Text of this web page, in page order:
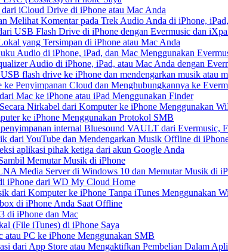
iCloud Drive di iPhone atau Mac Anda
Melihat Komentar pada Trek Audio Anda di iPhone,
USB Flash Drive di iPhone dengan Evermusic dan
yang Tersimpan di iPhone atau Mac Anda
Audio di iPhone, iPad, dan Mac Menggunakan
Audio di iPhone, iPad, atau Mac Anda dengan
flash drive ke iPhone dan mendengarkan musik atau
ke Penyimpanan Cloud dan Menghubungkannya ke
Mac ke iPhone atau iPad Menggunakan Finder
Nirkabel dari Komputer ke iPhone Menggunakan
ke iPhone Menggunakan Protokol SMB
internal Bluesound VAULT dari Evermusic,
dari YouTube dan Mendengarkan Musik Offline di
aplikasi pihak ketiga dari akun Google Anda
Memutar Musik di iPhone
Media Server di Windows 10 dan Memutar Musik di
iPhone dari WD My Cloud Home
dari Komputer ke iPhone Tanpa iTunes Menggunakan
di iPhone Anda Saat Offline
di iPhone dan Mac
(File iTunes) di iPhone Saya
atau PC ke iPhone Menggunakan SMB
dari App Store atau Mengaktifkan Pembelian Dalam